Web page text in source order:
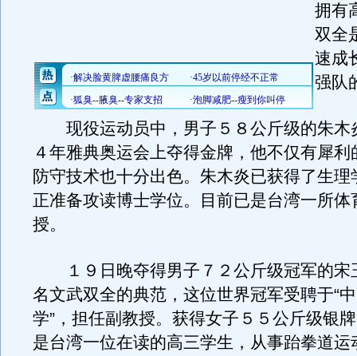
拥有
双全
速成
强队
现役运动员中，男子５８公斤级的朱木
４年雅典奥运会上夺得金牌，他不仅有犀
防守技术也十分出色。朱木炎已获得了生理
正准备攻读博士学位。目前已是台湾一所体
授。
１９日晚夺得男子７２公斤级冠军的宋
名文武双全的典范，这位世界冠军受聘于“
学”，担任副教授。获得女子５５公斤级银
是台湾一位在读的高三学生，从事跆拳道运